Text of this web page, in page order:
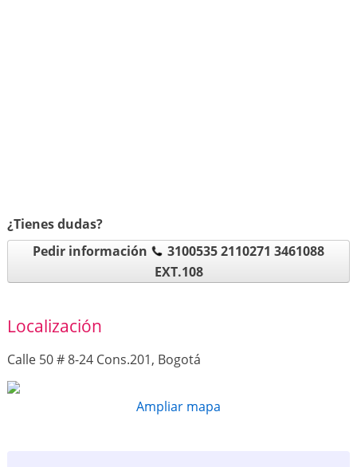
¿Tienes dudas?
Pedir información
3100535 2110271 3461088
EXT.108
Localización
Calle 50 # 8-24 Cons.201, Bogotá
Ampliar mapa